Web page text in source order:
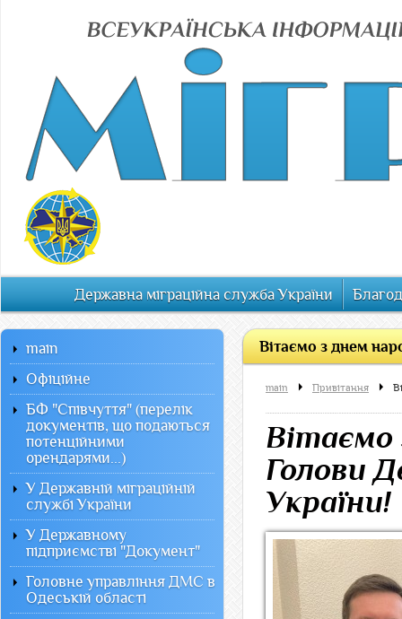
Державна міграційна служба України
Вітаємо з днем
main Привітання
Вітаємо
Голови
України!
main
Офiцiйне
БФ "Співчуття" (перелік
документів, що подаються
потенційними
орендарями...)
У Державній міграційній
службі України
У Державному
підприємстві "Документ"
Головне управління ДМС в
Одеській області